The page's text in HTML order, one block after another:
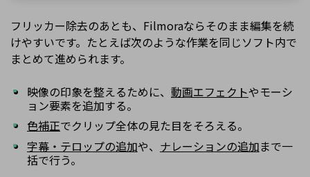
フリッカー除去のあとも、Filmoraならそのまま編集を続
けやすいです。たとえば次のような作業を同じソフト内で
まとめて進められます。
映像の印象を整えるために、 動画エフェクトやモーシ
ョン要素を追加する。
色補正でクリップ全体の見た目をそろえる。
字幕・テロップの追加や、 ナレーションの追加まで一
括で行う。